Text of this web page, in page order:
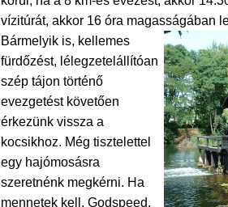
vízitúrát, akkor 16 óra magasságában
Bármelyik is, kellemes
fürdőzést, lélegzetelállítóan
szép tájon történő
evezgetést követően
érkezünk vissza a
kocsikhoz. Még tisztelettel
egy hajómosásra
szeretnénk megkérni. Ha
mennetek kell, Godspeed,